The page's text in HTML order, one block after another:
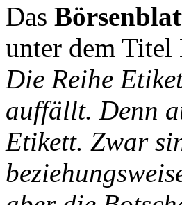
Das
unter dem Titel
Die Reihe
auffällt. Denn
Etikett. Zwar